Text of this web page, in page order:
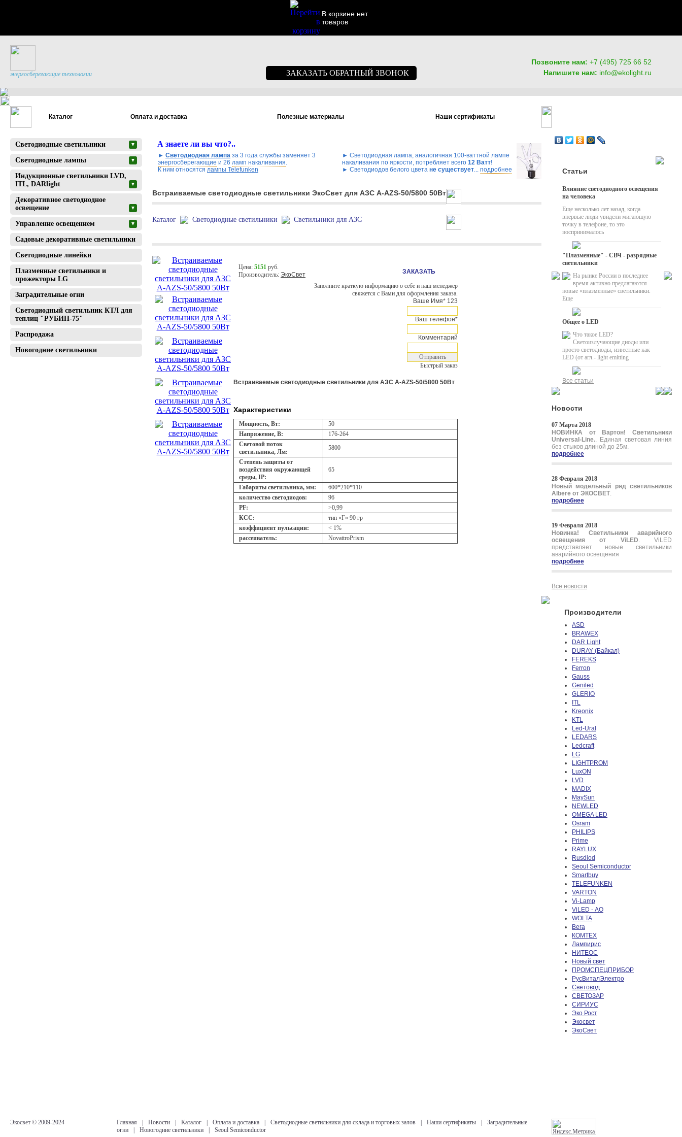
В корзине нет
товаров
энергосберегающие технологии ЗАКАЗАТЬ ОБРАТНЫЙ ЗВОНОК
Позвоните нам: +7 (495) 725 66 52
Напишите нам: info@ekolight.ru
Каталог Оплата и доставка Полезные материалы Наши сертификаты
Светодиодные светильники ▼
Светодиодные лампы ▼
Индукционные светильники LVD,
ITL, DARlight
▼
Декоративное светодиодное
освещение
▼
Управление освещением ▼
Садовые декоративные светильники
Светодиодные линейки
Плазменные светильники и
прожекторы LG
Заградительные огни
Светодиодный светильник КТЛ для
теплиц "РУБИН-75"
Распродажа
Новогодние светильники
А знаете ли вы что?..
► Светодиодная лампа за 3 года службы заменяет 3
энергосберегающие и 26 ламп накаливания.
К ним относятся лампы Telefunken
► Cветодиодная лампа, аналогичная 100-ваттной лампе
накаливания по яркости, потребляет всего 12 Ватт!
► Cветодиодов белого цвета не существует... подробнее
Встраиваемые светодиодные светильники ЭкоСвет для АЗС A-AZS-50/5800 50Вт
Каталог Светодиодные светильники Светильники для АЗС
Цена: 5151 руб.
Производитель: ЭкоСвет
Заполните краткую информацию о себе и наш менеджер
свяжется с Вами для оформления заказа.
Ваше Имя* 123
Ваш телефон*
Комментарий
Быстрый заказ
Встраиваемые светодиодные светильники для АЗС A-AZS-50/5800 50Вт
Характеристики
Мощность, Вт:
50
Напряжение, В:
176-264
Световой поток
светильника, Лм:
5800
Степень защиты от
воздействия окружающей
среды, IP:
65
Габариты светильника, мм:
600*210*110
количество светодиодов:
96
PF:
>0,99
КСС:
тип «Г» 90 гр
коэффициент пульсации:
< 1%
рассеиватель:
NovattroPrism
Статьи
Влияние светодиодного освещения
на человека
Еще несколько лет назад, когда
впервые люди увидели мигающую
точку в телефоне, то это
воспринималось
"Плазменные" - СВЧ - разрядные
светильники
На рынке России в последнее
время активно предлагаются
новые «плазменные» светильники.
Еще
Общее о LED
Что такое LED?
Светоизлучающие диоды или
просто светодиоды, известные как
LED (от агл.- light emitting
Все статьи
Новости
07 Марта 2018
НОВИНКА от Вартон! Светильники
Universal-Line.. Единая световая линия
без стыков длиной до 25м.
подробнее
28 Февраля 2018
Новый модельный ряд светильников
Albere от ЭКОСВЕТ.
подробнее
19 Февраля 2018
Новинка! Светильники аварийного
освещения от ViLED. ViLED
представляет новые светильники
аварийного освещения
подробнее
Все новости
Производители
ASD
BRAWEX
DAR Light
DURAY (Байкал)
FEREKS
Ferron
Gauss
Geniled
GLERIO
ITL
Kreonix
KTL
Led-Ural
LEDARS
Ledcraft
LG
LIGHTPROM
LuxON
LVD
MADIX
MaySun
NEWLED
OMEGA LED
Osram
PHILIPS
Prime
RAYLUX
Rusdiod
Seoul Semiconductor
Smartbuy
TELEFUNKEN
VARTON
Vi-Lamp
ViLED - АО
WOLTA
Вега
КОМТЕХ
Лампирис
НИТЕОС
Новый свет
ПРОМСПЕЦПРИБОР
РусВиталЭлектро
Световод
СВЕТОЗАР
СИРИУС
Эко Рост
Экосвет
ЭкоСвет
Экосвет © 2009-2024 Главная Новости Каталог Оплата и доставка Светодиодные светильники для склада и торговых залов Наши сертификаты
Заградительные
огни
Новогодние светильники Seoul Semiconductor